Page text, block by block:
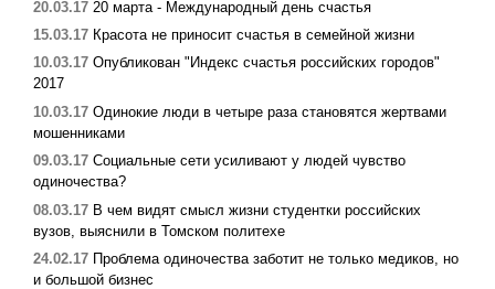
20.03.17 20 марта - Международный день счастья
15.03.17 Красота не приносит счастья в семейной жизни
10.03.17 Опубликован "Индекс счастья российских городов"
2017
10.03.17 Одинокие люди в четыре раза становятся жертвами
мошенниками
09.03.17 Социальные сети усиливают у людей чувство
одиночества?
08.03.17 В чем видят смысл жизни студентки российских
вузов, выяснили в Томском политехе
24.02.17 Проблема одиночества заботит не только медиков, но
и большой бизнес